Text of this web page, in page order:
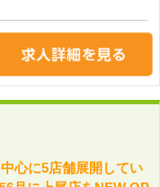
心に5店舗展開してい